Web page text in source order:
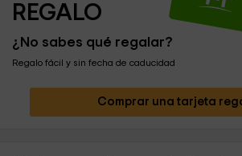
REGALO
¿No sabes qué regalar?
Regalo fácil y sin fecha de caducidad
Comprar una tarjeta